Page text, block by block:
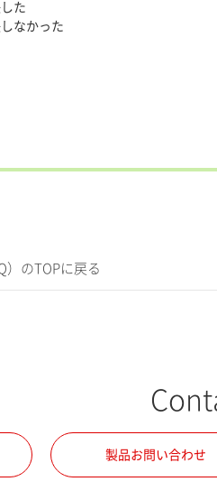
た
なかった
）のTOPに戻る
製品お問い合わせ